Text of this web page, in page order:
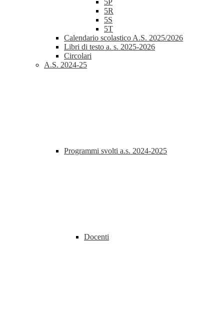
5P
5R
5S
5T
Calendario scolastico A.S. 2025/2026
Libri di testo a. s. 2025-2026
Circolari
A.S. 2024-25
Programmi svolti a.s. 2024-2025
Docenti